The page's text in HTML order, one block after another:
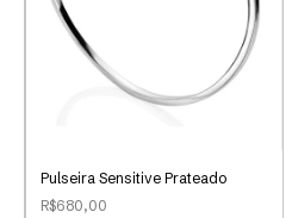
Pulseira Sensitive Prateado
R$680,00